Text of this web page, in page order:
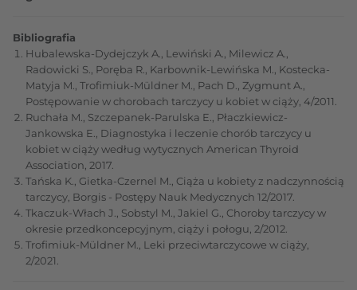
Bibliografia
Hubalewska-Dydejczyk A., Lewiński A., Milewicz A.,
Radowicki S., Poręba R., Karbownik-Lewińska M., Kostecka-
Matyja M., Trofimiuk-Müldner M., Pach D., Zygmunt A.,
Postępowanie w chorobach tarczycy u kobiet w ciąży, 4/2011.
Ruchała M., Szczepanek-Parulska E., Płaczkiewicz-
Jankowska E., Diagnostyka i leczenie chorób tarczycy u
kobiet w ciąży według wytycznych American Thyroid
Association, 2017.
Tańska K., Gietka-Czernel M., Ciąża u kobiety z nadczynnością
tarczycy, Borgis - Postępy Nauk Medycznych 12/2017.
Tkaczuk-Włach J., Sobstyl M., Jakiel G., Choroby tarczycy w
okresie przedkoncepcyjnym, ciąży i połogu, 2/2012.
Trofimiuk-Müldner M., Leki przeciwtarczycowe w ciąży,
2/2021.